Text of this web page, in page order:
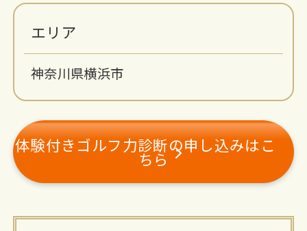
エリア
神奈川県横浜市
体験付きゴルフ力診断の申し込みはこ
ちら